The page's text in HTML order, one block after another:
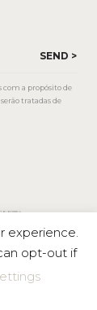
com a propósito de
tratadas de
experience.
opt-out if